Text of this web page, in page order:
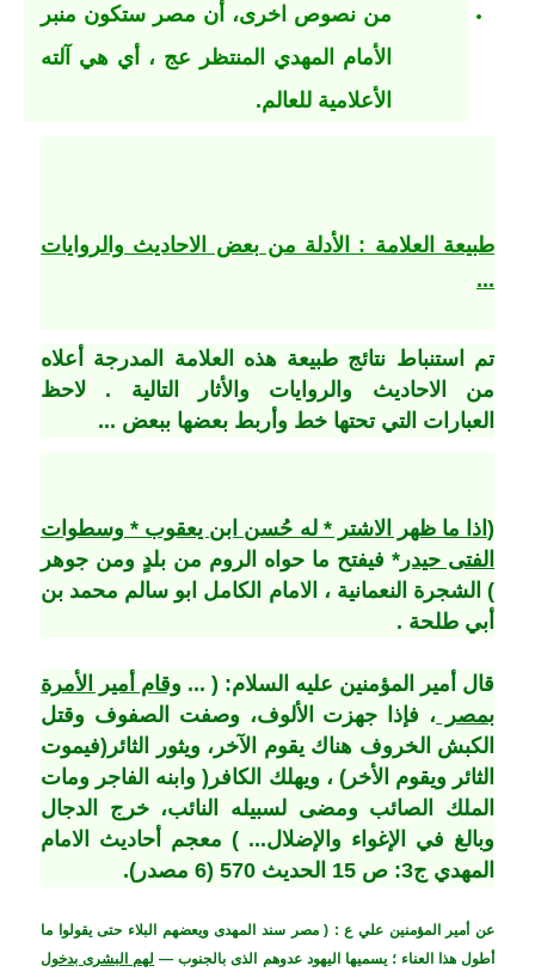
من نصوص اخرى، أن مصر ستكون منبر
الأمام المهدي المنتظر عج ، أي هي آلته
الأعلامية للعالم.
طبيعة العلامة : الأدلة من بعض الاحاديث والروايات
...
تم استنباط نتائج طبيعة هذه العلامة المدرجة أعلاه
من الاحاديث والروايات والأثار التالية . لاحظ
العبارات التي تحتها خط وأربط بعضها ببعض ...
( اذا ما ظهر الاشتر * له حُسن ابن يعقوب * وسطوات
الفتى حيدر * فيفتح ما حواه الروم من بلدٍ ومن جوهر
) الشجرة النعمانية ، الامام الكامل ابو سالم محمد بن
أبي طلحة .
قال أمير المؤمنين عليه السلام: ( ... وقام أمير الأمرة
بمصر ، فإذا جهزت الألوف، وصفت الصفوف وقتل
الكبش الخروف هناك يقوم الآخر، ويثور الثائر(فيموت
الثائر ويقوم الأخر) ، ويهلك الكافر( وابنه الفاجر ومات
الملك الصائب ومضى لسبيله النائب، خرج الدجال
وبالغ في الإغواء والإضلال... ) معجم أحاديث الامام
المهدي ج3: ص 15 الحديث 570 (6 مصدر).
عن أمير المؤمنين علي ع : ( مصر سند المهدى ويعضهم البلاء حتى يقولوا ما
أطول هذا العناء ؛ يسميها اليهود عدوهم الذى بالجنوب — لهم البشرى بدخول